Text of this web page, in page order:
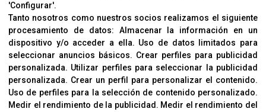
Aviso Legal
Sobre Nosotros
Cookies
Política De Privacidad
OFICINAS
'Configurar'.
Tanto nosotros como nuestros socios realizamos el siguiente
procesamiento de datos: Almacenar la información en un
dispositivo y/o acceder a ella. Uso de datos limitados para
seleccionar anuncios básicos. Crear perfiles para publicidad
personalizada. Utilizar perfiles para seleccionar la publicidad
personalizada. Crear un perfil para personalizar el contenido.
Uso de perfiles para la selección de contenido personalizado.
Medir el rendimiento de la publicidad . Medir el rendimiento del